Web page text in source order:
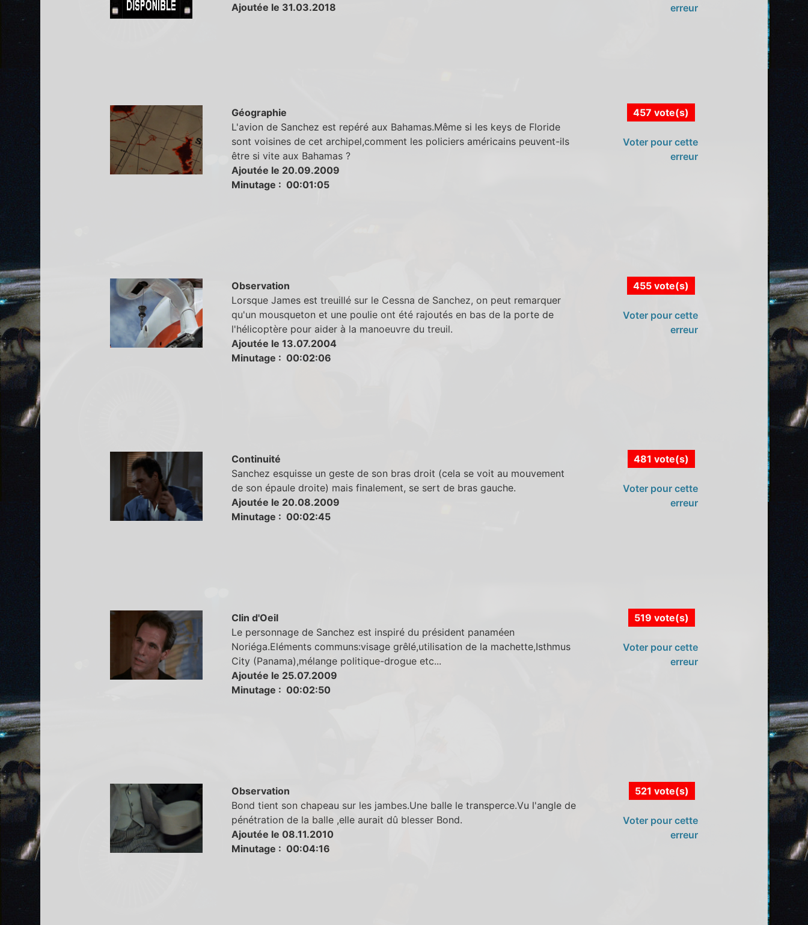
Ajoutée le 31.03.2018
erreur
Géographie
L'avion de Sanchez est repéré aux Bahamas.Même si les keys de Floride
sont voisines de cet archipel,comment les policiers américains peuvent-ils
être si vite aux Bahamas ?
Ajoutée le 20.09.2009
Minutage : 00:01:05
457 vote(s)
Voter pour cette
erreur
Observation
Lorsque James est treuillé sur le Cessna de Sanchez, on peut remarquer
qu'un mousqueton et une poulie ont été rajoutés en bas de la porte de
l'hélicoptère pour aider à la manoeuvre du treuil.
Ajoutée le 13.07.2004
Minutage : 00:02:06
455 vote(s)
Voter pour cette
erreur
Continuité
Sanchez esquisse un geste de son bras droit (cela se voit au mouvement
de son épaule droite) mais finalement, se sert de bras gauche.
Ajoutée le 20.08.2009
Minutage : 00:02:45
481 vote(s)
Voter pour cette
erreur
Clin d'Oeil
Le personnage de Sanchez est inspiré du président panaméen
Noriéga.Eléments communs:visage grêlé,utilisation de la machette,Isthmus
City (Panama),mélange politique-drogue etc...
Ajoutée le 25.07.2009
Minutage : 00:02:50
519 vote(s)
Voter pour cette
erreur
Observation
Bond tient son chapeau sur les jambes.Une balle le transperce.Vu l'angle de
pénétration de la balle ,elle aurait dû blesser Bond.
Ajoutée le 08.11.2010
Minutage : 00:04:16
521 vote(s)
Voter pour cette
erreur